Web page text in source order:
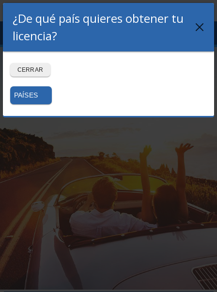
LOGIN REGISTRO
Menu
¿De qué país quieres obtener tu
licencia?
CERRAR
PAÍSES